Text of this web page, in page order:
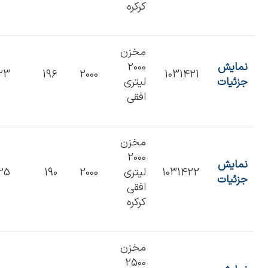
کرکره
نمایش
جزئیات
1031421
مخزن
2000
لیتری
افقی
2000
196
نمایش
جزئیات
1031422
مخزن
2000
لیتری
افقی
کرکره
2000
190
مخزن
2500